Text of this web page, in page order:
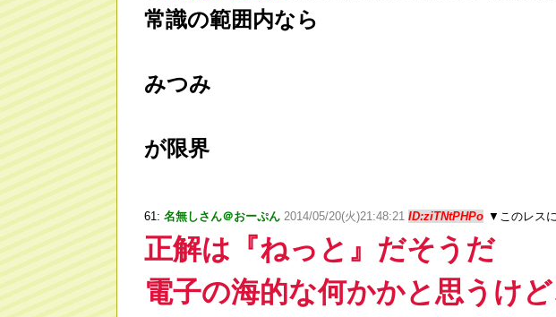
常識の範囲内なら
みつみ
が限界
61: 名無しさん＠おーぷん 2014/05/20(火)21:48:21 ID:ziTNtPHPo ▼このレス
正解は『ねっと』だそうだ
電子の海的な何かかと思うけ